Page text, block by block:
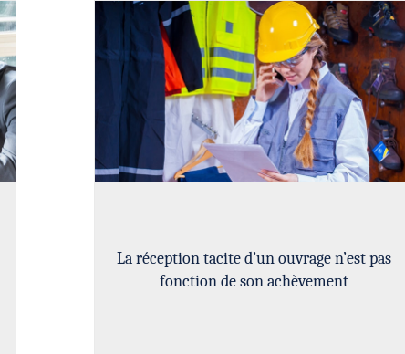
La réception tacite d’un ouvrage n’est pas
fonction de son achèvement